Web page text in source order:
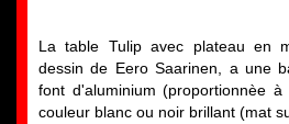
La table Tulip avec plateau en
dessin de Eero Saarinen, a une
font d'aluminium (proportionnèe
couleur blanc ou noir brillant (mat